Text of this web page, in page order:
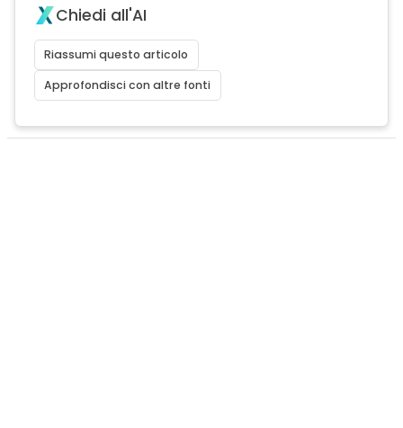
Chiedi all'AI
Riassumi questo articolo
Approfondisci con altre fonti